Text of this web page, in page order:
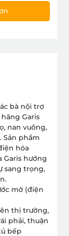
bà nội trợ
Garis
nan vuông,
Sản phẩm
hóa
Garis hướng
sang trọng,
mờ (điện
thị trường,
phải, thuận
bếp